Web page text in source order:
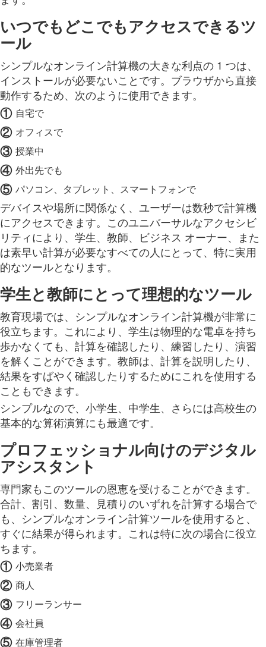
いつでもどこでもアクセスできるツ
ール
シンプルなオンライン計算機の大きな利点の 1 つは、
インストールが必要ないことです。ブラウザから直接
動作するため、次のように使用できます。
① 自宅で
② オフィスで
③ 授業中
④ 外出先でも
⑤ パソコン、タブレット、スマートフォンで
デバイスや場所に関係なく、ユーザーは数秒で計算機
にアクセスできます。このユニバーサルなアクセシビ
リティにより、学生、教師、ビジネス オーナー、また
は素早い計算が必要なすべての人にとって、特に実用
的なツールとなります。
学生と教師にとって理想的なツール
教育現場では、シンプルなオンライン計算機が非常に
役立ちます。これにより、学生は物理的な電卓を持ち
歩かなくても、計算を確認したり、練習したり、演習
を解くことができます。教師は、計算を説明したり、
結果をすばやく確認したりするためにこれを使用する
こともできます。
シンプルなので、小学生、中学生、さらには高校生の
基本的な算術演算にも最適です。
プロフェッショナル向けのデジタル
アシスタント
専門家もこのツールの恩恵を受けることができます。
合計、割引、数量、見積りのいずれを計算する場合で
も、シンプルなオンライン計算ツールを使用すると、
すぐに結果が得られます。これは特に次の場合に役立
ちます。
① 小売業者
② 商人
③ フリーランサー
④ 会社員
⑤ 在庫管理者